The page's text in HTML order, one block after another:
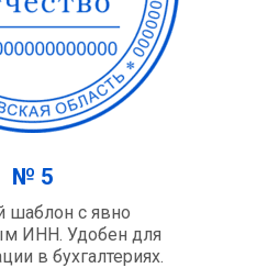
№ 5
шаблон с явно
ИНН. Удобен для
в бухгалтериях.